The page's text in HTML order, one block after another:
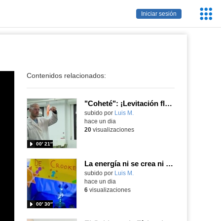
Iniciar sesión
Contenidos relacionados:
"Coheté": ¡Levitación flamígera!
Contenido educativo.
subido por Luis M.
00′ 21″
hace un dia
20visualizaciones
La energía ni se crea ni se destruye... ¡se experimenta! El Tierno en la Feria Madrid es Ciencia 2026
Contenido educativo.
subido por Luis M.
00′ 30″
hace un dia
6visualizaciones